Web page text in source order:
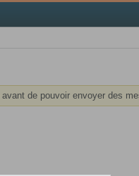
avant de pouvoir envoyer des